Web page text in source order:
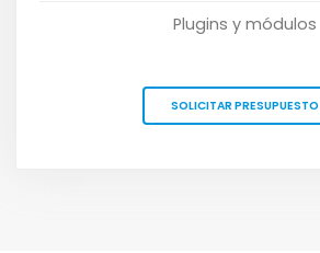
Plugins y módulos
SOLICITAR PRESUPUESTO